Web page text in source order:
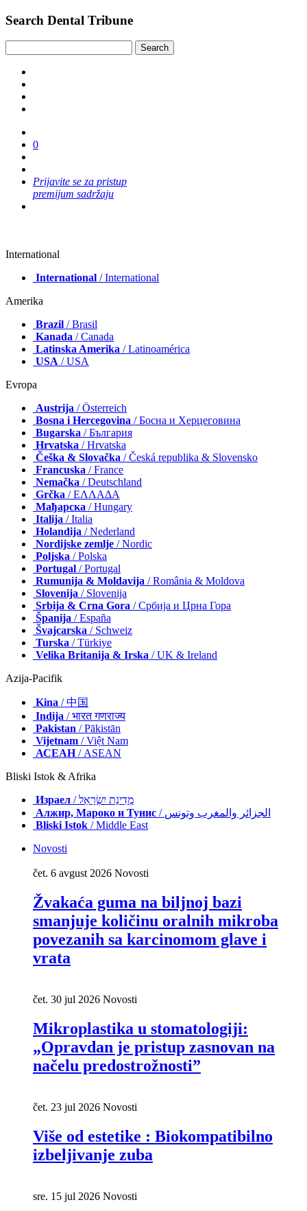
Search Dental Tribune
0
Prijavite se za pristup
premijum sadržaju
International
International / International
Amerika
Brazil / Brasil
Kanada / Canada
Latinska Amerika / Latinoamérica
USA / USA
Evropa
Austrija / Österreich
Bosna i Hercegovina / Босна и Херцеговина
Bugarska / България
Hrvatska / Hrvatska
Češka & Slovačka / Česká republika & Slovensko
Francuska / France
Nemačka / Deutschland
Grčka / ΕΛΛΑΔΑ
Мађарска / Hungary
Italija / Italia
Holandija / Nederland
Nordijske zemlje / Nordic
Poljska / Polska
Portugal / Portugal
Rumunija & Moldavija / România & Moldova
Slovenija / Slovenija
Srbija & Crna Gora / Србија и Црна Гора
Španija / España
Švajcarska / Schweiz
Turska / Türkiye
Velika Britanija & Irska / UK & Ireland
Azija-Pacifik
Kina / 中国
Indija / भारत गणराज्य
Pakistan / Pākistān
Vijetnam / Việt Nam
АСЕАН/ ASEAN
Bliski Istok & Afrika
Израел
/ מְדִינַת יִשְׂרָאֵל
Алжир, Мароко и Тунис
/ الجزائر والمغرب وتونس
Bliski Istok / Middle East
Novosti
čet. 6 avgust 2026 Novosti
Žvakaća guma na biljnoj bazi
smanjuje količinu oralnih mikroba
povezanih sa karcinomom glave i
vrata
čet. 30 jul 2026 Novosti
Mikroplastika u stomatologiji:
„Opravdan je pristup zasnovan na
načelu predostrožnosti”
čet. 23 jul 2026 Novosti
Više od estetike : Biokompatibilno
izbeljivanje zuba
sre. 15 jul 2026 Novosti